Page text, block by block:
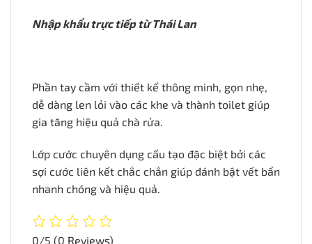
Nhập khẩu trực tiếp từ Thái Lan
Phần tay cầm với thiết kế thông minh, gọn nhẹ,
dễ dàng len lỏi vào các khe và thành toilet giúp
gia tăng hiệu quả chà rửa.
Lớp cước chuyên dụng cấu tạo đặc biệt bởi các
sợi cước liên kết chắc chắn giúp đánh bật vết bẩn
nhanh chóng và hiệu quả.
0/5 (0 Reviews)